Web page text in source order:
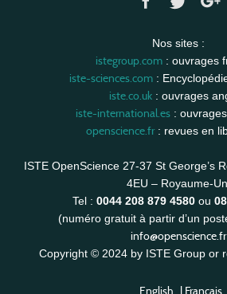
Nos sites :
istegroup.com: ouvrages
iste-sciences.com:
iste.co.uk : ouvrages
iste-international.es:
openscience.fr: revues en
ISTE OpenScience 27-37 St George’s
4EU – Royaume-
Tel : 0044 208 879 4580 ou
(numéro gratuit à partir d’un
info@openscience.fr
Copyright © 2024 by ISTE Group or
English | Français